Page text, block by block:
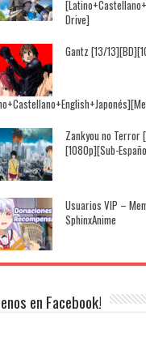
Drive]
Gantz [13/
Zankyou no Terror
[1080p][Sub-
Usuarios VIP –
SphinxAnime
en Facebook!